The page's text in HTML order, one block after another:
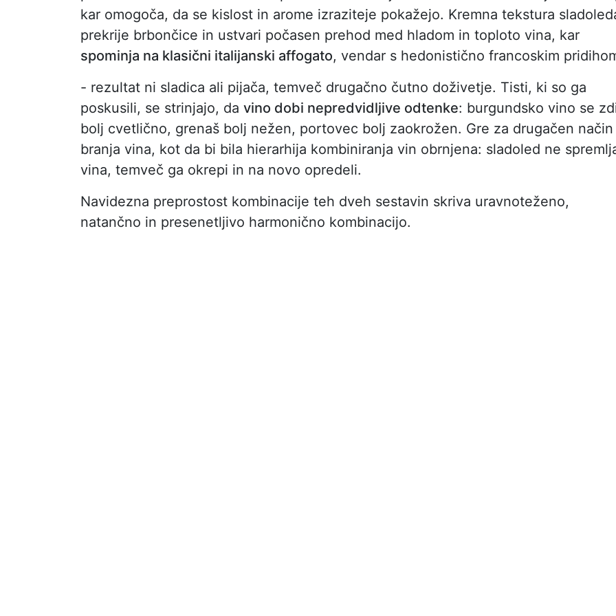
kar omogoča, da se kislost in arome izraziteje pokažejo. Kremna tekstura
prekrije brbončice in ustvari počasen prehod med hladom in toploto vina, kar
spominja na klasični italijanski affogato, vendar s hedonistično francoskim
- rezultat ni sladica ali pijača, temveč drugačno čutno doživetje. Tisti, ki so ga
poskusili, se strinjajo, da vino dobi nepredvidljive odtenke: burgundsko vino se
bolj cvetlično, grenaš bolj nežen, portovec bolj zaokrožen. Gre za drugačen način
branja vina, kot da bi bila hierarhija kombiniranja vin obrnjena: sladoled ne
vina, temveč ga okrepi in na novo opredeli.
Navidezna preprostost kombinacije teh dveh sestavin skriva uravnoteženo,
natančno in presenetljivo harmonično kombinacijo.